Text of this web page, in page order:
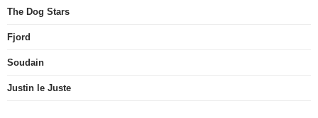
The Dog Stars
Fjord
Soudain
Justin le Juste